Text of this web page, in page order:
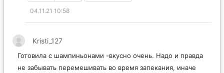
04.11.21 10:58
Kristi_127
Готовила с шампиньонами -вкусно очень. Надо и правда
не забывать перемешивать во время запекания, иначе